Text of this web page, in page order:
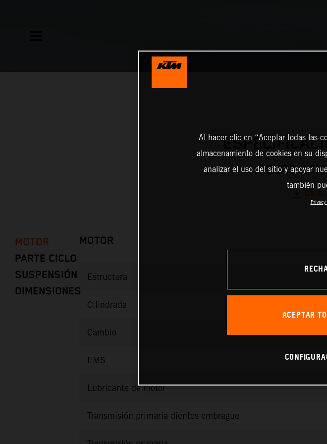
2026
MOTOR
PARTE CICLO
SUSPENSIÓN
DIMENSIONES
MOTOR
Estructura
Cilindrada
Cambio
EMS
Lubricante de motor
Transmisión primaria dientes embrague
Al hacer clic en “Aceptar todas las
almacenamiento de cookies en su
analizar el uso del sitio y apoyar
también
ACEPTAR